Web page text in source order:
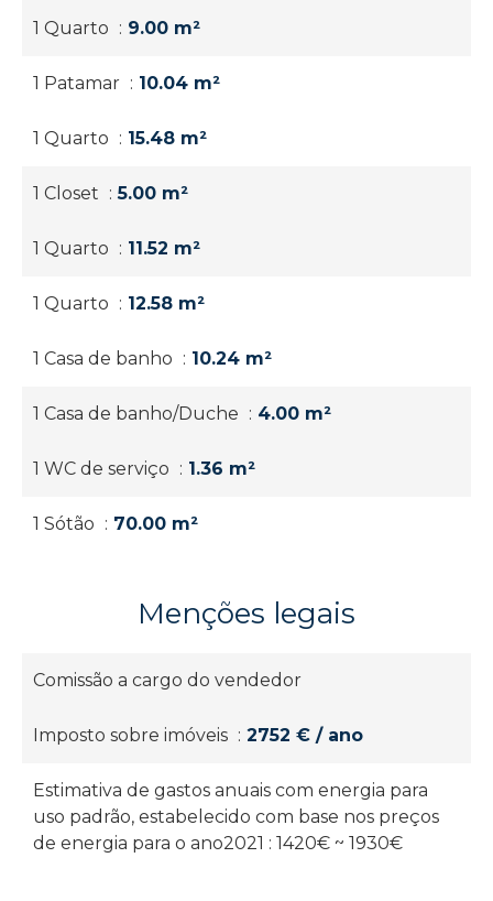
1 Quarto 9.00 m²
1 Patamar 10.04 m²
1 Quarto 15.48 m²
1 Closet 5.00 m²
1 Quarto 11.52 m²
1 Quarto 12.58 m²
1 Casa de banho 10.24 m²
1 Casa de banho/Duche 4.00 m²
1 WC de serviço 1.36 m²
1 Sótão 70.00 m²
Menções legais
Comissão a cargo do vendedor
Imposto sobre imóveis 2752 € / ano
Estimativa de gastos anuais com energia para
uso padrão, estabelecido com base nos preços
de energia para o ano2021 : 1420€ ~ 1930€